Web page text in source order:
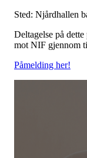
Sted: Njårdhallen
Deltagelse på
mot NIF gjennom
Påmelding her!